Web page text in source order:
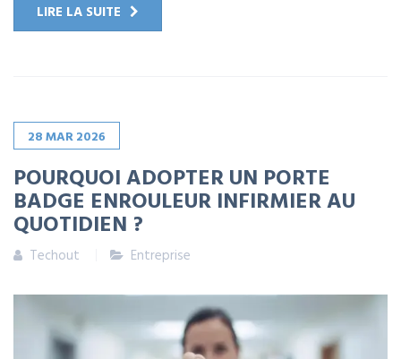
LIRE LA SUITE
28MAR2026
POURQUOI ADOPTER UN PORTE
BADGE ENROULEUR INFIRMIER AU
QUOTIDIEN ?
Techout Entreprise